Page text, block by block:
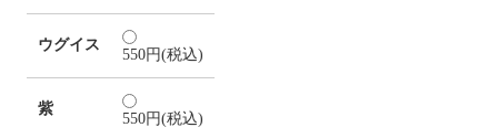
ウグイス
550円(税込)
紫
550円(税込)